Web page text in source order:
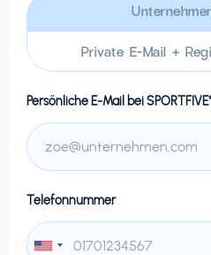
Private E-Mail +
Persönliche E-Mail bei
Telefonnummer